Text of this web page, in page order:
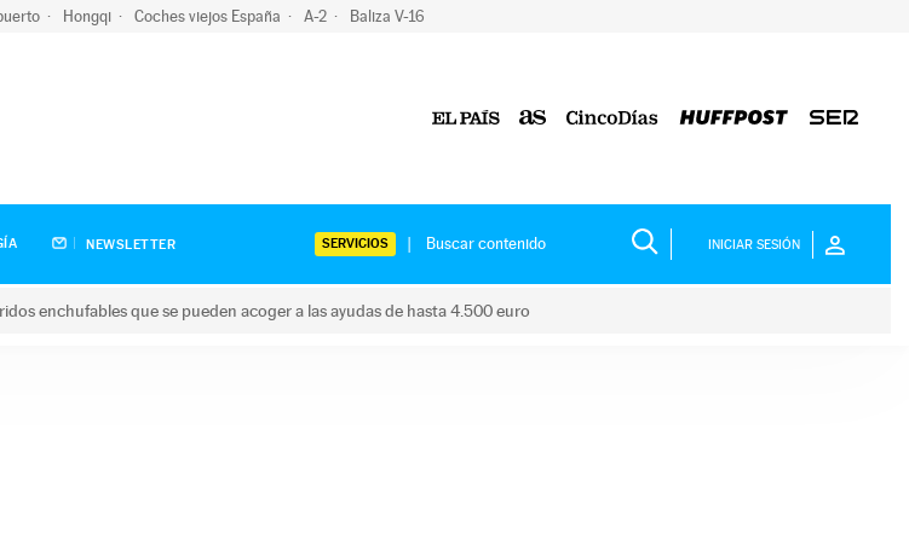
Hongqi Coches viejos España A-2 Baliza V-16
NEWSLETTER SERVICIOS INICIAR SESIÓN
enchufables que se pueden acoger a las ayudas de hasta 4.500 euro